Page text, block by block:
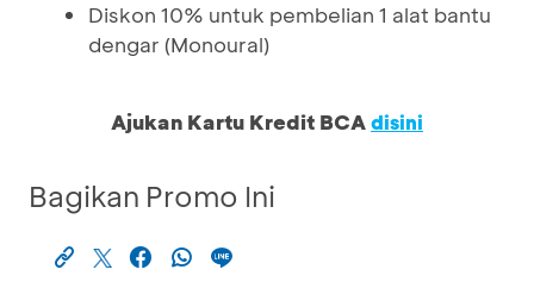
Diskon 10% untuk pembelian 1 alat bantu
dengar (Monoural)
Ajukan Kartu Kredit BCAdisini
Bagikan Promo Ini